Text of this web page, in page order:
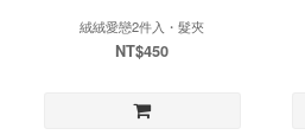
絨絨愛戀2件入・髮夾
NT$450